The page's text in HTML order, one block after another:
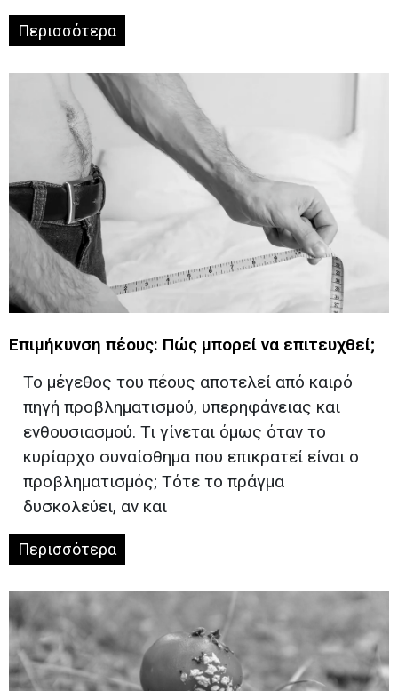
Περισσότερα
Επιμήκυνση πέους: Πώς μπορεί να επιτευχθεί;
Το μέγεθος του πέους αποτελεί από καιρό
πηγή προβληματισμού, υπερηφάνειας και
ενθουσιασμού. Τι γίνεται όμως όταν το
κυρίαρχο συναίσθημα που επικρατεί είναι ο
προβληματισμός; Τότε το πράγμα
δυσκολεύει, αν και
Περισσότερα